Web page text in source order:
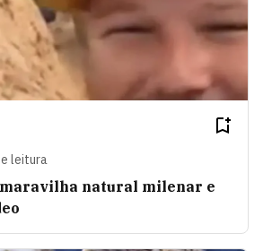
leitura
natural milenar e